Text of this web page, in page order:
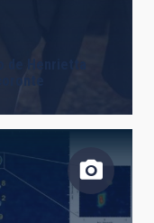
de Henrietta